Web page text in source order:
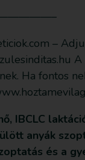
–
A
Ha fontos
IBCLC
anyák
és a